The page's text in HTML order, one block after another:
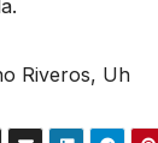
Riveros, Uh